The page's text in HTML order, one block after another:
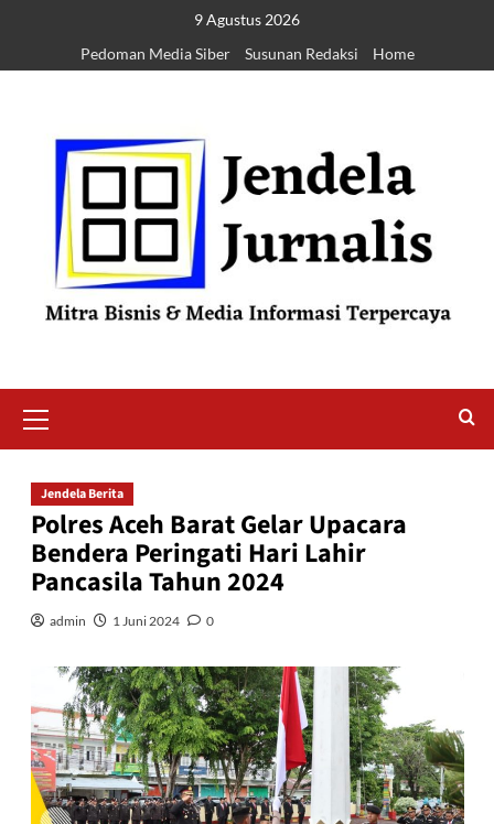
9 Agustus 2026
Pedoman Media Siber
Susunan Redaksi Home
Jendela Berita
Polres Aceh Barat Gelar Upacara
Bendera Peringati Hari Lahir
Pancasila Tahun 2024
admin 1 Juni 2024 0